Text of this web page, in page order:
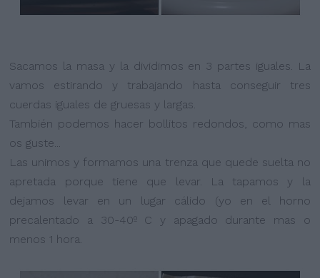
Sacamos la masa y la dividimos en 3 partes iguales. La
vamos estirando y trabajando hasta conseguir tres
cuerdas iguales de gruesas y largas.
También podemos hacer bollitos redondos, como mas
os guste...
Las unimos y formamos una trenza que quede suelta no
apretada porque tiene que levar. La tapamos y la
dejamos levar en un lugar cálido (yo en el horno
precalentado a 30-40º C y apagado durante mas o
menos 1 hora.